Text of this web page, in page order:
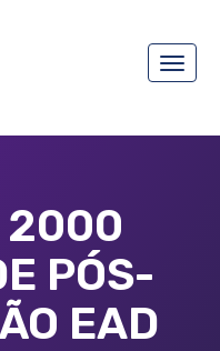
Toggle
2000
PÓS-
EAD